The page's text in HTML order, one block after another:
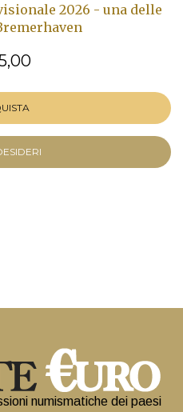
2026 - una delle
numismatiche dei paesi